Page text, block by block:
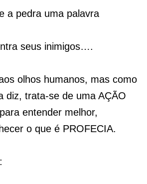
a pedra uma palavra
seus inimigos….
olhos humanos, mas como
diz, trata-se de uma AÇÃO
entender melhor,
o que é PROFECIA.